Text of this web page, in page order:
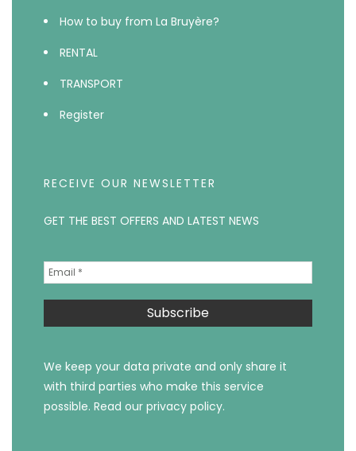
How to buy from La Bruyère?
RENTAL
TRANSPORT
Register
RECEIVE OUR NEWSLETTER
GET THE BEST OFFERS AND LATEST NEWS
We keep your data private and only share it
with third parties who make this service
possible. Read our privacy policy.